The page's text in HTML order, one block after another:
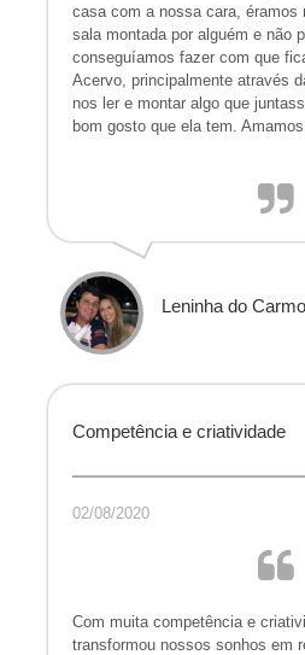
casa com a nossa cara, éramos
sala montada por alguém e não
conseguíamos fazer com que
Acervo, principalmente através
nos ler e montar algo que
bom gosto que ela tem.
Leninha do
Competência e criatividade
02/08/2020
Com muita competência e
transformou nossos sonhos em